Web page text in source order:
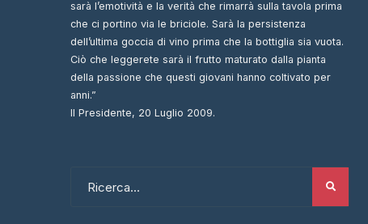
sarà l’emotività e la verità che rimarrà sulla tavola prima
che ci portino via le briciole. Sarà la persistenza
dell’ultima goccia di vino prima che la bottiglia sia vuota.
Ciò che leggerete sarà il frutto maturato dalla pianta
della passione che questi giovani hanno coltivato per
anni.”
Il Presidente, 20 Luglio 2009.